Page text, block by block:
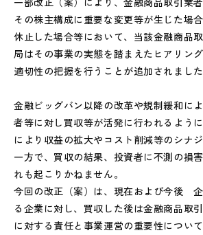
その株主構成に重要な変更等が生じた場
休止した場合等において、当該金融商品
局はその事業の実態を踏まえたヒアリン
適切性の把握を行うことが追加されました
金融ビッグバン以降の改革や規制緩和に
者等に対し買収等が活発に行われるよう
により収益の拡大やコスト削減等のシナ
一方で、買収の結果、投資者に不測の損
れも起こりかねません。
今回の改正（案）は、現在および今後
る企業に対し、買収した後は金融商品取
に対する責任と事業運営の重要性につい